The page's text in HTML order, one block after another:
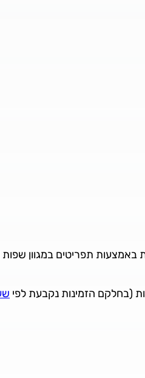
בסיסיות באמצעות תפריטים במגוון
(בחלקם הזמינות נקבעת לפי